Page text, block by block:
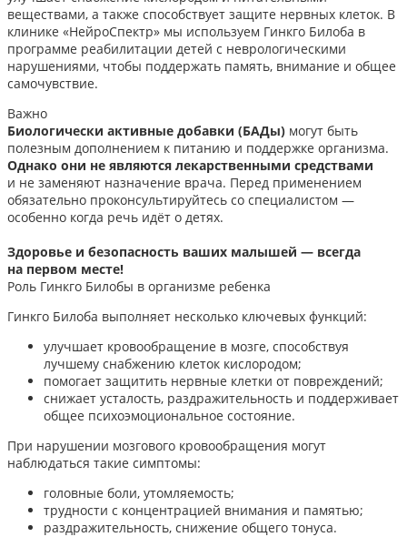
веществами, а также способствует защите нервных клеток. В
клинике «НейроСпектр» мы используем Гинкго Билоба в
программе реабилитации детей с неврологическими
нарушениями, чтобы поддержать память, внимание и общее
самочувствие.
Важно
Биологически активные добавки (БАДы) могут быть
полезным дополнением к питанию и поддержке организма.
Однако они не являются лекарственными средствами
и не заменяют назначение врача. Перед применением
обязательно проконсультируйтесь со специалистом —
особенно когда речь идёт о детях.
Здоровье и безопасность ваших малышей — всегда
на первом месте!
Роль Гинкго Билобы в организме ребенка
Гинкго Билоба выполняет несколько ключевых функций:
улучшает кровообращение в мозге, способствуя
лучшему снабжению клеток кислородом;
помогает защитить нервные клетки от повреждений;
снижает усталость, раздражительность и поддерживает
общее психоэмоциональное состояние.
При нарушении мозгового кровообращения могут
наблюдаться такие симптомы:
головные боли, утомляемость;
трудности с концентрацией внимания и памятью;
раздражительность, снижение общего тонуса.